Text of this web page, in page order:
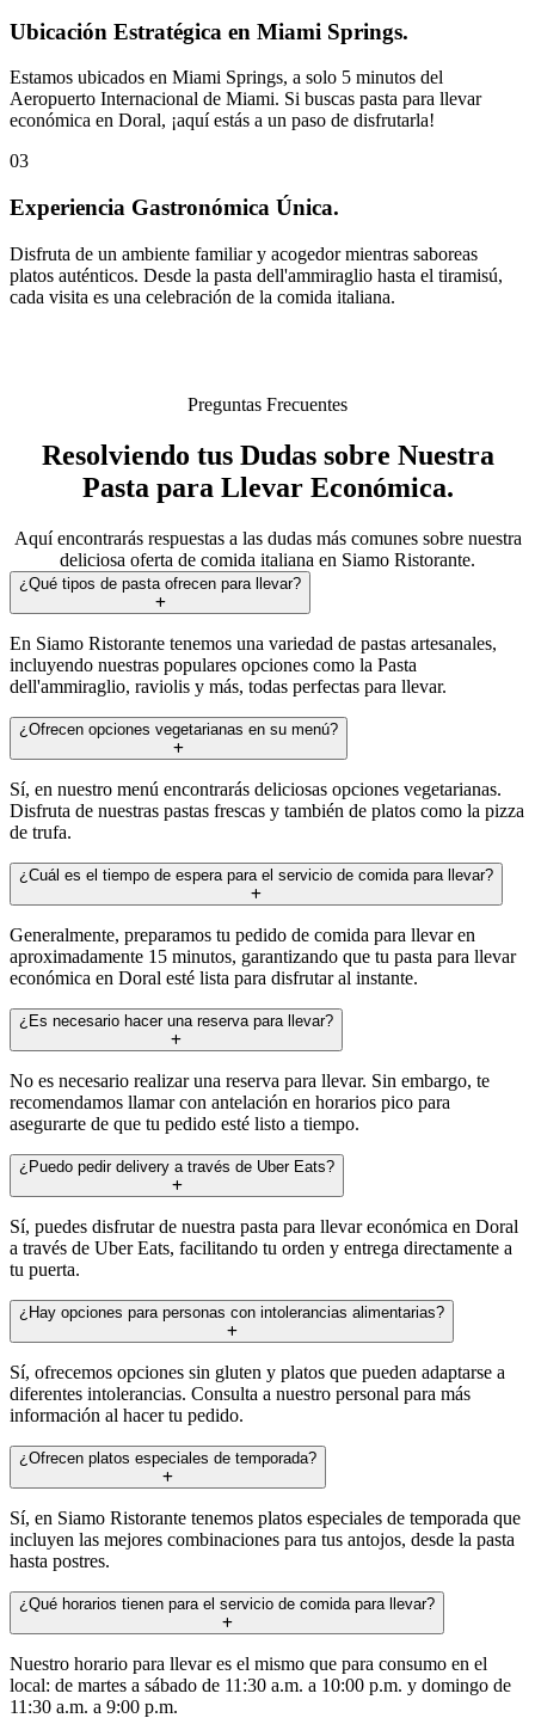
Ubicación Estratégica en Miami Springs.
Estamos ubicados en Miami Springs, a solo 5 minutos del
Aeropuerto Internacional de Miami. Si buscas pasta para llevar
económica en Doral, ¡aquí estás a un paso de disfrutarla!
03
Experiencia Gastronómica Única.
Disfruta de un ambiente familiar y acogedor mientras saboreas
platos auténticos. Desde la pasta dell'ammiraglio hasta el tiramisú,
cada visita es una celebración de la comida italiana.
Preguntas Frecuentes
Resolviendo tus Dudas sobre Nuestra
Pasta para Llevar Económica.
Aquí encontrarás respuestas a las dudas más comunes sobre nuestra
deliciosa oferta de comida italiana en Siamo Ristorante.
¿Qué tipos de pasta ofrecen para llevar?
En Siamo Ristorante tenemos una variedad de pastas artesanales,
incluyendo nuestras populares opciones como la Pasta
dell'ammiraglio, raviolis y más, todas perfectas para llevar.
¿Ofrecen opciones vegetarianas en su menú?
Sí, en nuestro menú encontrarás deliciosas opciones vegetarianas.
Disfruta de nuestras pastas frescas y también de platos como la pizza
de trufa.
¿Cuál es el tiempo de espera para el servicio de comida para llevar?
Generalmente, preparamos tu pedido de comida para llevar en
aproximadamente 15 minutos, garantizando que tu pasta para llevar
económica en Doral esté lista para disfrutar al instante.
¿Es necesario hacer una reserva para llevar?
No es necesario realizar una reserva para llevar. Sin embargo, te
recomendamos llamar con antelación en horarios pico para
asegurarte de que tu pedido esté listo a tiempo.
¿Puedo pedir delivery a través de Uber Eats?
Sí, puedes disfrutar de nuestra pasta para llevar económica en Doral
a través de Uber Eats, facilitando tu orden y entrega directamente a
tu puerta.
¿Hay opciones para personas con intolerancias alimentarias?
Sí, ofrecemos opciones sin gluten y platos que pueden adaptarse a
diferentes intolerancias. Consulta a nuestro personal para más
información al hacer tu pedido.
¿Ofrecen platos especiales de temporada?
Sí, en Siamo Ristorante tenemos platos especiales de temporada que
incluyen las mejores combinaciones para tus antojos, desde la pasta
hasta postres.
¿Qué horarios tienen para el servicio de comida para llevar?
Nuestro horario para llevar es el mismo que para consumo en el
local: de martes a sábado de 11:30 a.m. a 10:00 p.m. y domingo de
11:30 a.m. a 9:00 p.m.